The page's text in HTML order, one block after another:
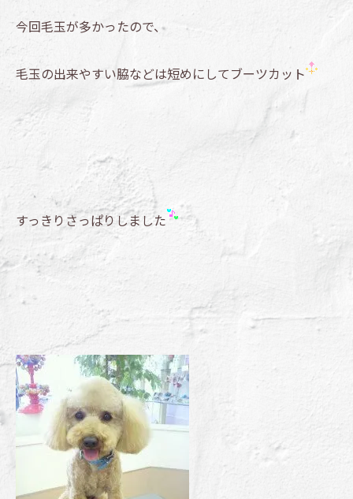
今回毛玉が多かったので、
毛玉の出来やすい脇などは短めにしてブーツカット
すっきりさっぱりしました